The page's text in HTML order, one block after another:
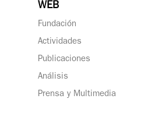
WEB
Fundación
Actividades
Publicaciones
Análisis
Prensa y Multimedia